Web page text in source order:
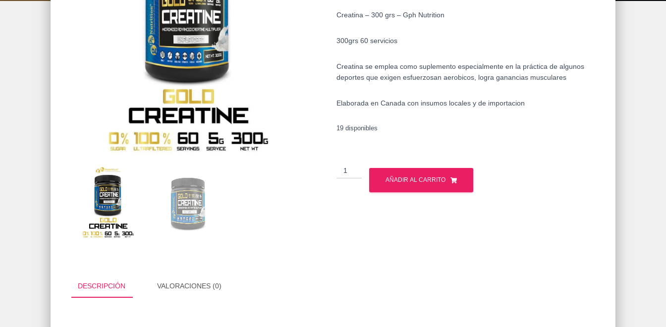
Creatina – 300 grs – Gph Nutrition
300grs 60 servicios
Creatina se emplea como suplemento especialmente en la práctica de algunos
deportes que exigen esfuerzosan aerobicos, logra ganancias musculares
Elaborada en Canada con insumos locales y de importacion
19 disponibles
Creatina
-
AÑADIR AL CARRITO
DESCRIPCIÓN VALORACIONES (0)